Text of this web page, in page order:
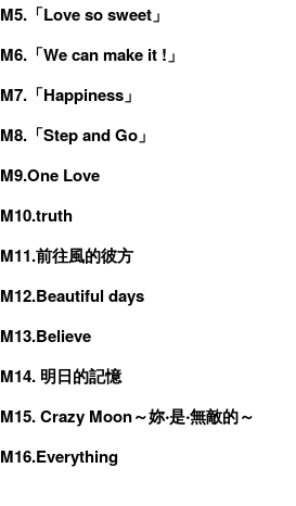
M5.「Love so sweet」
M6.「We can make it !」
M7.「Happiness」
M8.「Step and Go」
M9.One Love
M10.truth
M11.前往風的彼方
M12.Beautiful days
M13.Believe
M14. 明日的記憶
M15. Crazy Moon～妳‧是‧無敵的～
M16.Everything